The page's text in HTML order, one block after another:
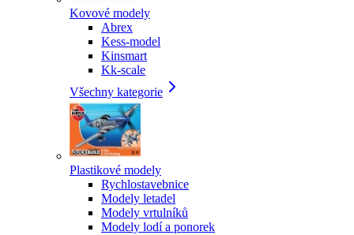
Kovové modely
Abrex
Kess-model
Kinsmart
Kk-scale
Všechny kategorie
Plastikové modely
Rychlostavebnice
Modely letadel
Modely vrtulníků
Modely lodí a ponorek